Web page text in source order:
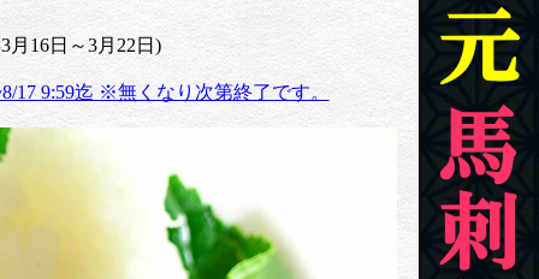
月16日～3月22日)
17 9:59迄 ※無くなり次第終了です。